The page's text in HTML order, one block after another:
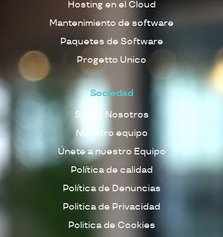
Hosting en el Cloud
Mantenimiento de software
Paquetes de Software
Progetto Unico
Sociedad
Sobre Nosotros
Nuestro equipo
Únete a nuestro Equipo
Política de calidad
Política de Denuncias
Politica de Privacidad
Politica de Cookies